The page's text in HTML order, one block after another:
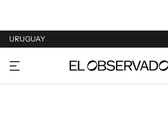
URUGUAY
URUGUAY
ARGENTINA